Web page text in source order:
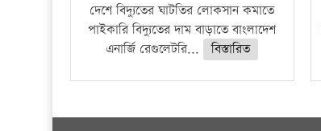
দেশে বিদ্যুতের ঘাটতির লোকসান কমাতে
পাইকারি বিদ্যুতের দাম বাড়াতে বাংলাদেশ
এনার্জি রেগুলেটরি...
বিস্তারিত